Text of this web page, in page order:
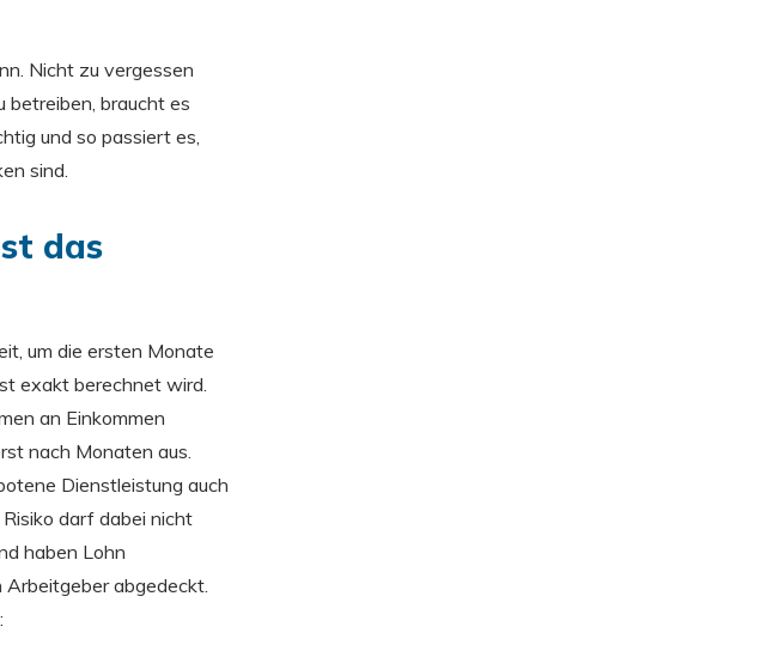
Nicht zu vergessen
betreiben, braucht es
und so passiert es,
sind.
das
um die ersten Monate
exakt berechnet wird.
an Einkommen
nach Monaten aus.
Dienstleistung auch
darf dabei nicht
haben Lohn
abgedeckt.